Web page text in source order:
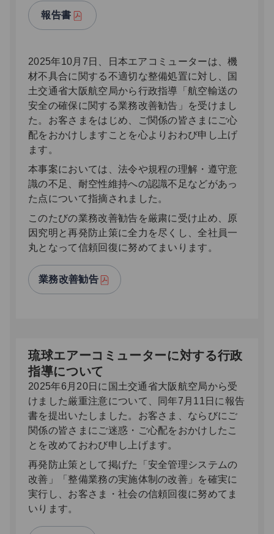
報告書
2025年10月7日、日本エアコミューターは、機
材不具合に関する不適切な整備処置に対し、国
土交通省大阪航空局から行政指導「航空輸送の
安全の確保に関する業務改善勧告」を受けまし
た。お客さまをはじめ、ご関係の皆さまにご心
配をおかけしますことを心よりおわび申し上げ
ます。
本事案においては、法令や規程の理解・遵守意
識の不足、耐空性維持への認識不足などがあっ
た点について指摘されました。
このたびの業務改善勧告を厳粛に受け止め、原
因究明と再発防止策に全力を尽くし、全社員一
丸となって信頼回復に努めてまいります。
業務改善勧告
琉球エアーコミューターに対する行政
指導について
2025年6月20日に国土交通省大阪航空局から受
けました厳重注意について、同年7月11日に報告
書を提出いたしました。お客さま、ならびにご
関係の皆さまにご迷惑・ご心配をおかけしたこ
とを改めておわび申し上げます。
再発防止策として掲げた「安全管理システムの
改善」「整備業務の実施体制の改善」を確実に
実行し、お客さま・社会の信頼回復に努めてま
いります。